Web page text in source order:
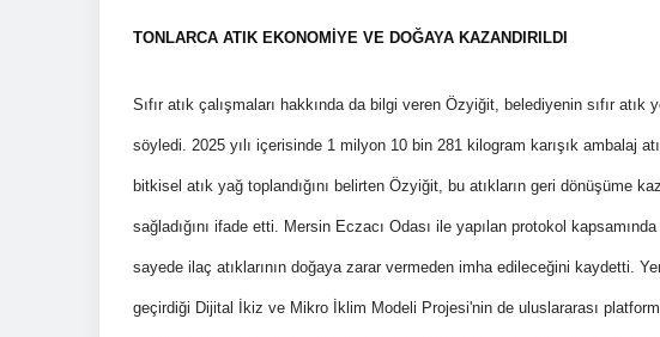
TONLARCA ATIK EKONOMİYE VE DOĞAYA KAZANDIRILDI
Sıfır atık çalışmaları hakkında da bilgi veren Özyiğit, belediyenin sıfır atık
söyledi. 2025 yılı içerisinde 1 milyon 10 bin 281 kilogram karışık ambalaj
bitkisel atık yağ toplandığını belirten Özyiğit, bu atıkların geri dönüşüme
sağladığını ifade etti. Mersin Eczacı Odası ile yapılan protokol
sayede ilaç atıklarının doğaya zarar vermeden imha edileceğini kaydetti.
geçirdiği Dijital İkiz ve Mikro İklim Modeli Projesi'nin de uluslararası